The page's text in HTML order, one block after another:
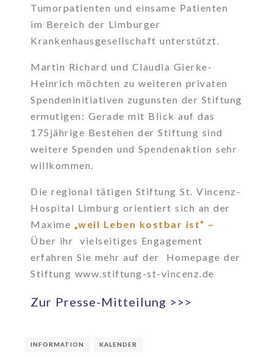
Tumorpatienten und einsame Patienten
im Bereich der Limburger
Krankenhausgesellschaft unterstützt.
Martin Richard und Claudia Gierke-
Heinrich möchten zu weiteren privaten
Spendeninitiativen zugunsten der Stiftung
ermutigen: Gerade mit Blick auf das
175jährige Bestehen der Stiftung sind
weitere Spenden und Spendenaktion sehr
willkommen.
Die regional tätigen Stiftung St. Vincenz-
Hospital Limburg orientiert sich an der
Maxime „weil Leben kostbar ist“ –
Über ihr vielseitiges Engagement
erfahren Sie mehr auf der Homepage der
Stiftung www.stiftung-st-vincenz.de
Zur Presse-Mitteilung >>>
INFORMATION KALENDER